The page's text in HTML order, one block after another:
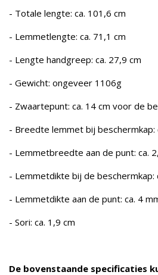
- Totale lengte: ca. 101,6 cm
- Lemmetlengte: ca. 71,1 cm
- Lengte handgreep: ca. 27,9 cm
- Gewicht: ongeveer 1106g
- Zwaartepunt: ca. 14 cm voor de
- Breedte lemmet bij beschermkap:
- Lemmetbreedte aan de punt: ca.
- Lemmetdikte bij de beschermkap:
- Lemmetdikte aan de punt: ca. 4
- Sori: ca. 1,9 cm
De bovenstaande specificaties